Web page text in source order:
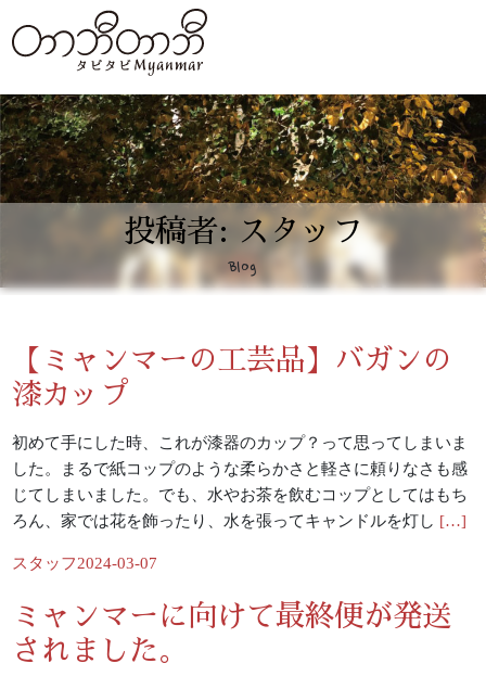
投稿者: スタッフ
Blog
【ミャンマーの工芸品】バガンの
漆カップ
初めて手にした時、これが漆器のカップ？って思ってしまいま
した。まるで紙コップのような柔らかさと軽さに頼りなさも感
じてしまいました。でも、水やお茶を飲むコップとしてはもち
ろん、家では花を飾ったり、水を張ってキャンドルを灯し […]
Posted
スタッフ2024-03-07
ミャンマーに向けて最終便が発送
されました。